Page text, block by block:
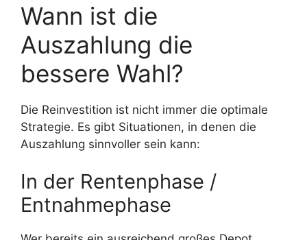
Wann ist die
Auszahlung die
bessere Wahl?
Die Reinvestition ist nicht immer die optimale
Strategie. Es gibt Situationen, in denen die
Auszahlung sinnvoller sein kann:
In der Rentenphase /
Entnahmephase